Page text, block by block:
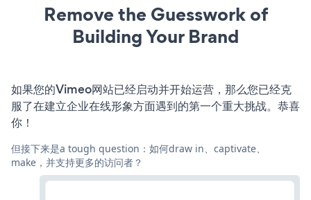
Remove the Guesswork of
Building Your Brand
如果您的Vimeo网站已经启动并开始运营，那么您已经克
服了在建立企业在线形象方面遇到的第一个重大挑战。恭喜
你！
但接下来是a tough question：如何draw in、captivate、
make，并支持更多的访问者？